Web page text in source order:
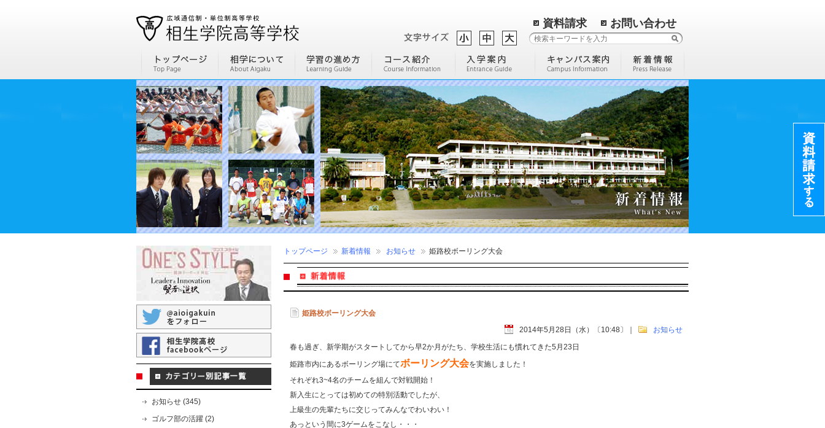
資料請求 お問い合わせ
トップページ 新着情報 お知らせ 姫路校ボーリング大会
姫路校ボーリング大会
2014年5月28日（水）〔10:48〕
｜
お知らせ
春も過ぎ、新学期がスタートしてから早2か月がたち、学校生活にも慣れてきた5月23日
姫路市内にあるボーリング場にてボーリング大会を実施しました！
それぞれ3~4名のチームを組んで対戦開始！
新入生にとっては初めての特別活動でしたが、
上級生の先輩たちに交じってみんなでわいわい！
あっという間に3ゲームをこなし・・・
お知らせ (345)
ゴルフ部の活躍 (2)